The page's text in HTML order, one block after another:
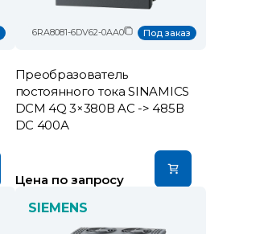
6RA8081-6DV62-0AA0 Под заказ
Преобразователь
постоянного тока SINAMICS
DCM 4Q 3×380В AC -> 485В
DC 400А
Цена по запросу
SIEMENS